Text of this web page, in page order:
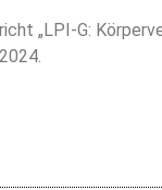
„LPI-G: